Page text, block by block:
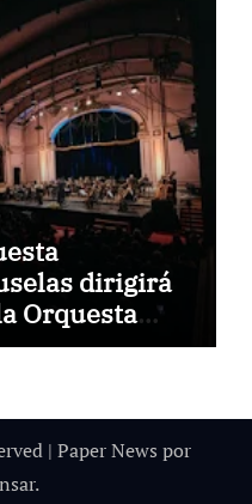
dirigirá
Orquesta
| Paper News por
.